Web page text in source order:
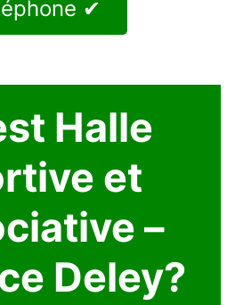
✔
Halle
et
–
Deley?